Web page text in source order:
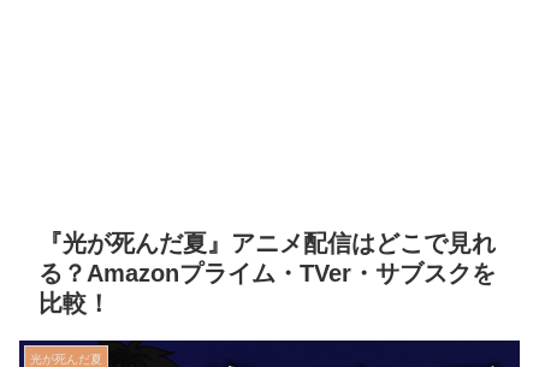
『光が死んだ夏』アニメ配信はどこで見れ
る？Amazonプライム・TVer・サブスクを
比較！
光が死んだ夏